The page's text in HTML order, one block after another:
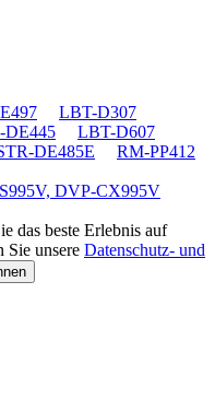
LBT-D307
DE445
LBT-D607
DE485E
RM-PP412
DVP-CX995V
das beste Erlebnis auf
Sie unsere Datenschutz- und